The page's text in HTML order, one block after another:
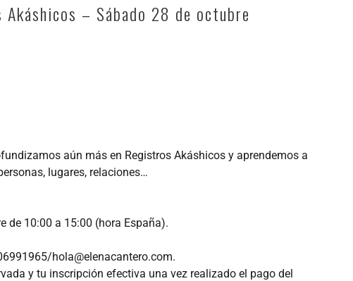
– Sábado 28 de octubre
aún más en Registros Akáshicos y aprendemos a
lugares, relaciones…
de 10:00 a 15:00 (hora España).
hola@elenacantero.com.
y tu inscripción efectiva una vez realizado el pago del